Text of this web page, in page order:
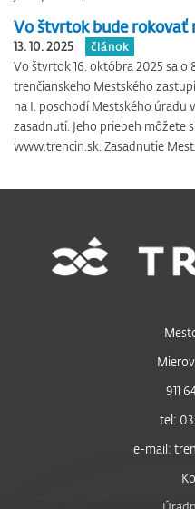
Vo štvrtok bude rokovať
13. 10. 2025 článok
Vo štvrtok 16. októbra 2025 sa
trenčianskeho Mestského
na I. poschodí Mestského úradu
zasadnutí. Jeho priebeh môžete
www.trencin.sk. Zasadnutie
911
tel:
e-mail: